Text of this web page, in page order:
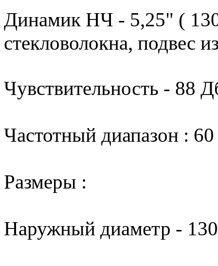
Динамик НЧ - 5,25" (
стекловолокна, подвес
Чувствительность - 88
Частотный диапазон :
Размеры :
Наружный диаметр -